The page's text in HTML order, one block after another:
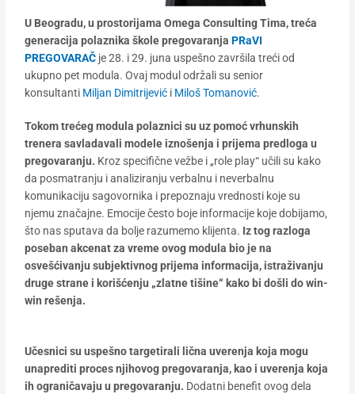
U Beogradu, u prostorijama Omega Consulting Tima, treća
generacija polaznika škole pregovaranjaPRaVI
PREGOVARAČ je 28. i 29. juna uspešno završila treći od
ukupno pet modula. Ovaj modul održali su senior
konsultanti Miljan Dimitrijević i Miloš Tomanović.
Tokom trećeg modula polaznici su uz pomoć vrhunskih
trenera savladavali modele iznošenja i prijema predloga u
pregovaranju. Kroz specifične vežbe i „role play“ učili su kako
da posmatranju i analiziranju verbalnu i neverbalnu
komunikaciju sagovornika i prepoznaju vrednosti koje su
njemu značajne. Emocije često boje informacije koje dobijamo,
što nas sputava da bolje razumemo klijenta. Iz tog razloga
poseban akcenat za vreme ovog modula bio je na
osvešćivanju subjektivnog prijema informacija, istraživanju
druge strane i korišćenju „zlatne tišine“ kako bi došli do win-
win rešenja.
Učesnici su uspešno targetirali lična uverenja koja mogu
unaprediti proces njihovog pregovaranja, kao i uverenja koja
ih ograničavaju u pregovaranju. Dodatni benefit ovog dela